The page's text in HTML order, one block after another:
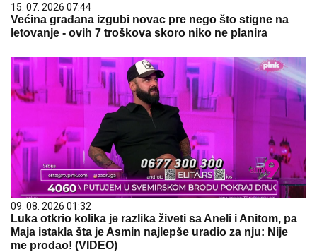
15. 07. 2026 07:44
Većina građana izgubi novac pre nego što stigne na
letovanje - ovih 7 troškova skoro niko ne planira
09. 08. 2026 01:32
Luka otkrio kolika je razlika živeti sa Aneli i Anitom, pa
Maja istakla šta je Asmin najlepše uradio za nju: Nije
me prodao! (VIDEO)